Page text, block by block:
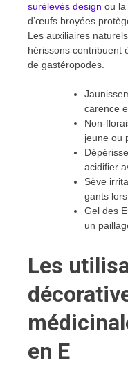
surélevés design ou
d’œufs broyées
Les auxiliaires
hérissons contribuent
de gastéropodes.
carence
Non-
jeune ou
acidifier
Sève
gants
Gel des
un
Les
en E